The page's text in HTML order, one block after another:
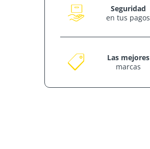
Seguridad
en tus pagos
Las mejores
marcas